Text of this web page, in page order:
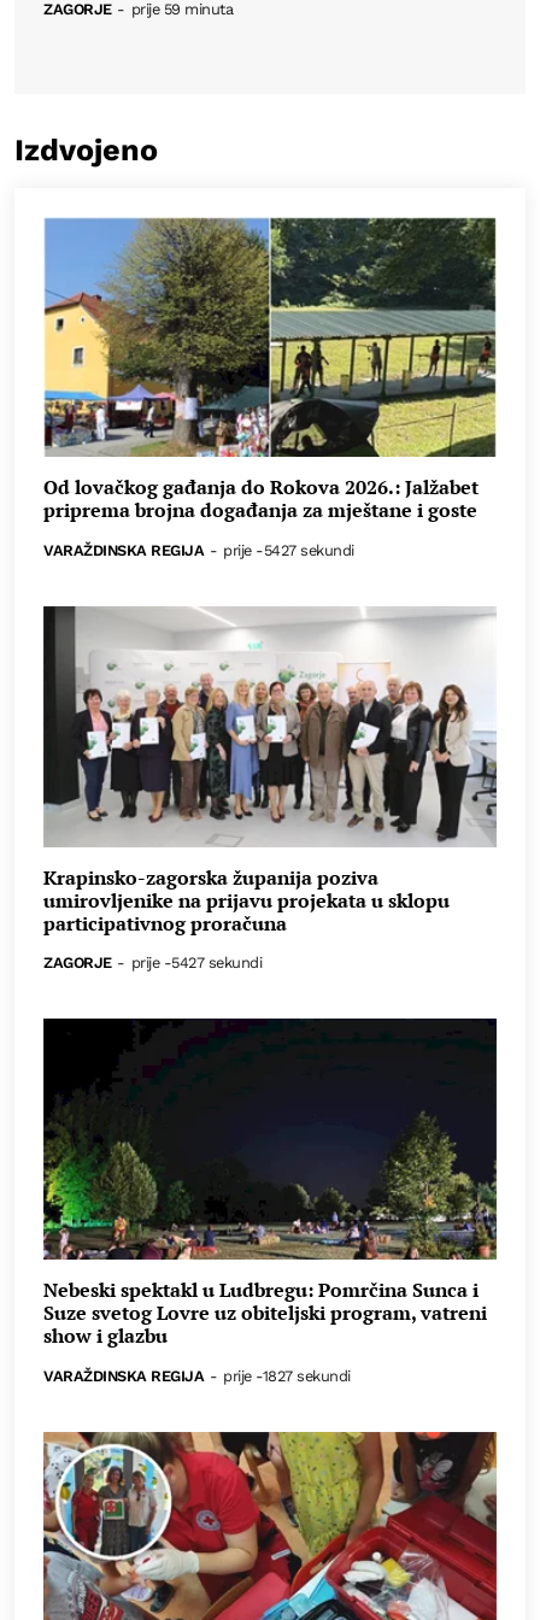
ZAGORJE - prije 59 minuta
Izdvojeno
Od lovačkog gađanja do Rokova 2026.: Jalžabet
priprema brojna događanja za mještane i goste
VARAŽDINSKA REGIJA - prije -5427 sekundi
Krapinsko-zagorska županija poziva
umirovljenike na prijavu projekata u sklopu
participativnog proračuna
ZAGORJE - prije -5427 sekundi
Nebeski spektakl u Ludbregu: Pomrčina Sunca i
Suze svetog Lovre uz obiteljski program, vatreni
show i glazbu
VARAŽDINSKA REGIJA - prije -1827 sekundi